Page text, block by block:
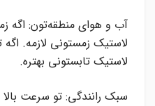
آب و هوای منطقه‌تون: اگه
لاستیک زمستونی لازمه.
لاستیک تابستونی بهتره.
سبک رانندگی: تو سرعت